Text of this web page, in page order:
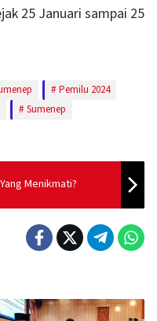
25 Januari sampai 25
Pemilu 2024
Sumenep
Menikmati?